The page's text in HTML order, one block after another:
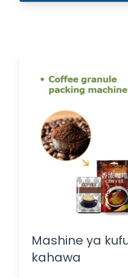
Mashine ya
kahawa